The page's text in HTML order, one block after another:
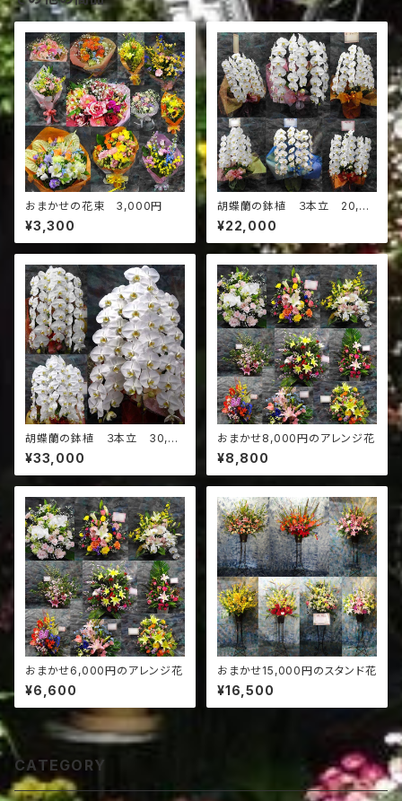
おまかせの花束 3,000円
¥3,300
胡蝶蘭の鉢植 ３本立 20,00
0円
¥22,000
胡蝶蘭の鉢植 ３本立 30,00
0円
¥33,000
おまかせ8,000円のアレンジ花
¥8,800
おまかせ6,000円のアレンジ花
¥6,600
おまかせ15,000円のスタンド花
¥16,500
CATEGORY